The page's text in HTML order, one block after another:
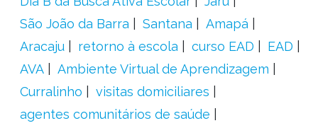
São João da Barra
Santana
Amapá
Aracaju
retorno à escola curso EAD
EAD
AVA
Ambiente Virtual de Aprendizagem
Curralinho
visitas domiciliares
agentes comunitários de saúde